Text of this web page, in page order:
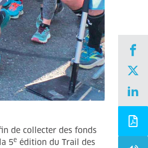
de collecter des fonds
5e édition du Trail des